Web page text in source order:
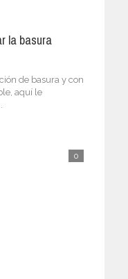
la basura
de basura y con
aquí le
0